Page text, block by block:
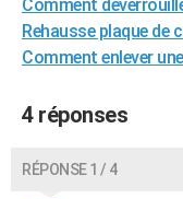
GUIDES D'ACHAT
BONS PLANS
CARTE DE VOEUX
Comment
Rehausse plaque de
Comment enlever
4 réponses
RÉPONSE 1 / 4